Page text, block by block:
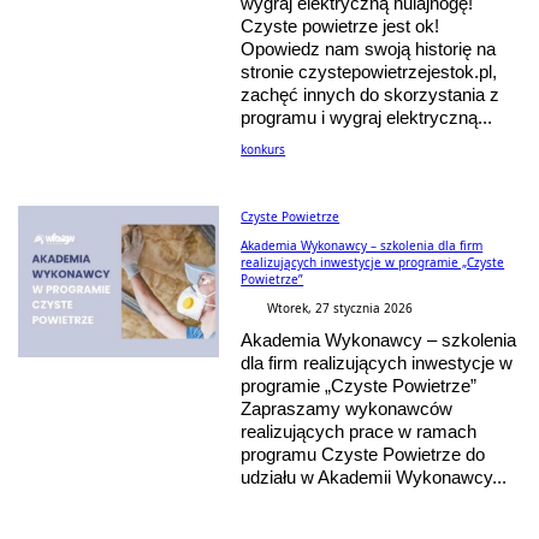
Czyste powietrze jest ok!
Opowiedz nam swoją historię na
stronie czystepowietrzejestok.pl,
zachęć innych do skorzystania z
programu i wygraj elektryczną...
konkurs
Czyste Powietrze
Akademia Wykonawcy – szkolenia dla firm
realizujących inwestycje w programie „Czyste
Powietrze”
Wtorek, 27 stycznia 2026
Akademia Wykonawcy – szkolenia
dla firm realizujących inwestycje w
programie „Czyste Powietrze”
Zapraszamy wykonawców
realizujących prace w ramach
programu Czyste Powietrze do
udziału w Akademii Wykonawcy...